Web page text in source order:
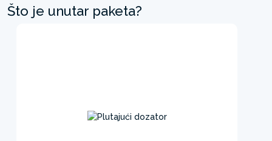
Što je unutar paketa?